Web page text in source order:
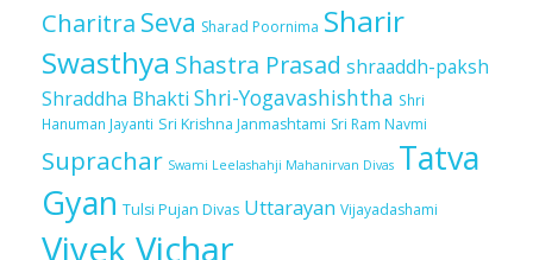
Charitra Seva Sharad Poornima Sharir
Swasthya Shastra Prasad shraaddh-paksh
Shraddha Bhakti Shri-Yogavashishtha Shri
Hanuman Jayanti Sri Krishna Janmashtami Sri Ram Navmi
Suprachar Swami Leelashahji Mahanirvan Divas Tatva
Gyan Tulsi Pujan Divas Uttarayan Vijayadashami
Vivek Vichar